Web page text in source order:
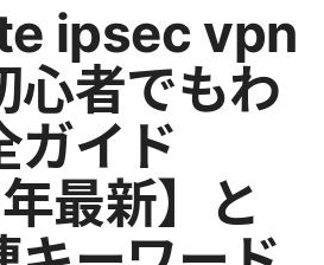
ipsec vpn
心者でもわ
ガイド
最新】と